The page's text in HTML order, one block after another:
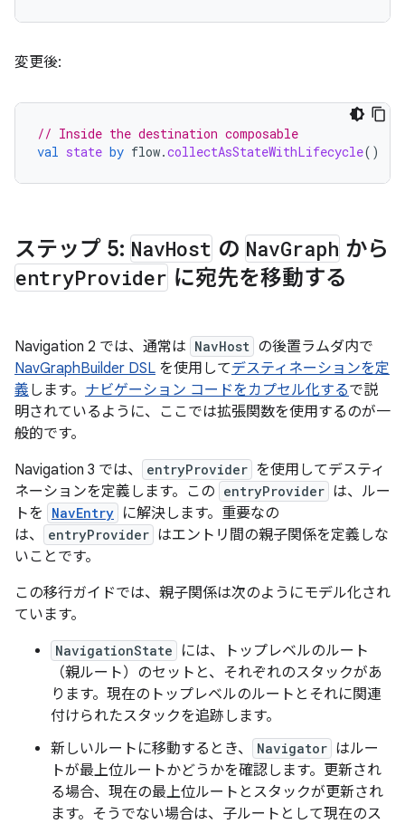
変更後:
// Inside the destination composable
val state by flow.collectAsStateWithLifecycle()
ステップ 5: NavHost の NavGraph から
entryProvider に宛先を移動する
Navigation 2 では、通常は NavHost の後置ラムダ内で
NavGraphBuilder DSL を使用してデスティネーションを定
義 します。 ナビゲーション コードをカプセル化するで説
明されているように、ここでは拡張関数を使用するのが一
般的です。
Navigation 3 では、
entryProvider を使用してデスティ
ネーションを定義します。この entryProvider は、ルー
トを
NavEntry に解決します。重要なの
は、
entryProvider はエントリ間の親子関係を定義しな
いことです。
この移行ガイドでは、親子関係は次のようにモデル化され
ています。
NavigationState
には、トップレベルのルート
（親ルート）のセットと、それぞれのスタックがあ
ります。現在のトップレベルのルートとそれに関連
付けられたスタックを追跡します。
新しいルートに移動するとき、
Navigator はルー
トが最上位ルートかどうかを確認します。更新され
る場合、現在の最上位ルートとスタックが更新され
ます。そうでない場合は、子ルートとして現在のス